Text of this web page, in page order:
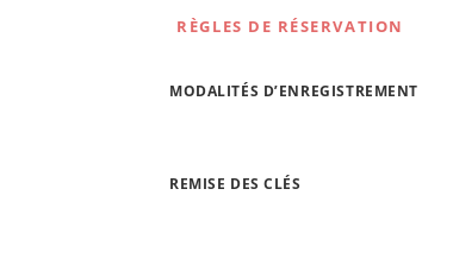
RÈGLES DE RÉSERVATION
MODALITÉS D’ENREGISTREMENT
REMISE DES CLÉS